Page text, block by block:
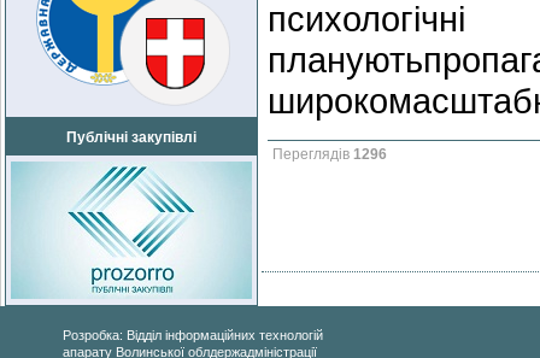
Публічні закупівлі
Переглядів 1296
Розробка: Відділ інформаційних технологій
апарату Волинської облдержадміністрації